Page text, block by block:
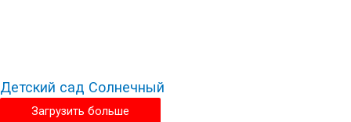
Детский сад Солнечный
Загрузить больше